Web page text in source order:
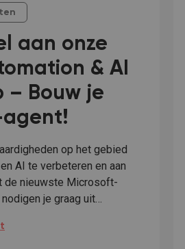
aan onze
& AI
– Bouw je
agent!
op het gebied
AI te verbeteren en aan
de nieuwste Microsoft-
je graag uit…
KPMG Automation & AI